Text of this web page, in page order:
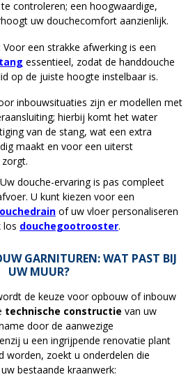
te controleren; een hoogwaardige,
uw douchecomfort aanzienlijk.
Voor een strakke afwerking is een
essentieel, zodat de handdouche
op de juiste hoogte instelbaar is.
inbouwsituaties zijn er modellen met
hierbij komt het water
van de stang, wat een extra
maakt en voor een uiterst
Uw douche-ervaring is pas compleet
U kunt kiezen voor een
of uw vloer personaliseren
los douchegootrooster.
GARNITUREN: WAT PAST BIJ
UW MUUR?
de keuze voor opbouw of inbouw
technische constructie van uw
door de aanwezige
u een ingrijpende renovatie plant
worden, zoekt u onderdelen die
bestaande kraanwerk: